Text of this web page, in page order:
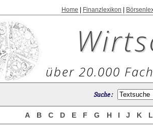
Home Finanzlexikon
über 20.000
Suche :
A B C D E F G H I J K